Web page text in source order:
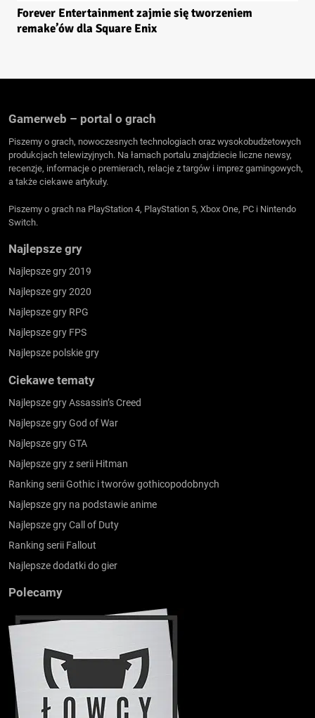
Forever Entertainment zajmie się tworzeniem
remake’ów dla Square Enix
Gamerweb – portal o grach
Piszemy o grach, nowoczesnych technologiach oraz wysokobudżetowych
produkcjach telewizyjnych. Na łamach portalu znajdziecie liczne newsy,
recenzje, informacje o premierach, relacje z targów i imprez gamingowych,
a także ciekawe artykuły.
Piszemy o grach na PlayStation 4, PlayStation 5, Xbox One, PC i Nintendo
Switch.
Najlepsze gry
Najlepsze gry 2019
Najlepsze gry 2020
Najlepsze gry RPG
Najlepsze gry FPS
Najlepsze polskie gry
Ciekawe tematy
Najlepsze gry Assassin’s Creed
Najlepsze gry God of War
Najlepsze gry GTA
Najlepsze gry z serii Hitman
Ranking serii Gothic i tworów gothicopodobnych
Najlepsze gry na podstawie anime
Najlepsze gry Call of Duty
Ranking serii Fallout
Najlepsze dodatki do gier
Polecamy